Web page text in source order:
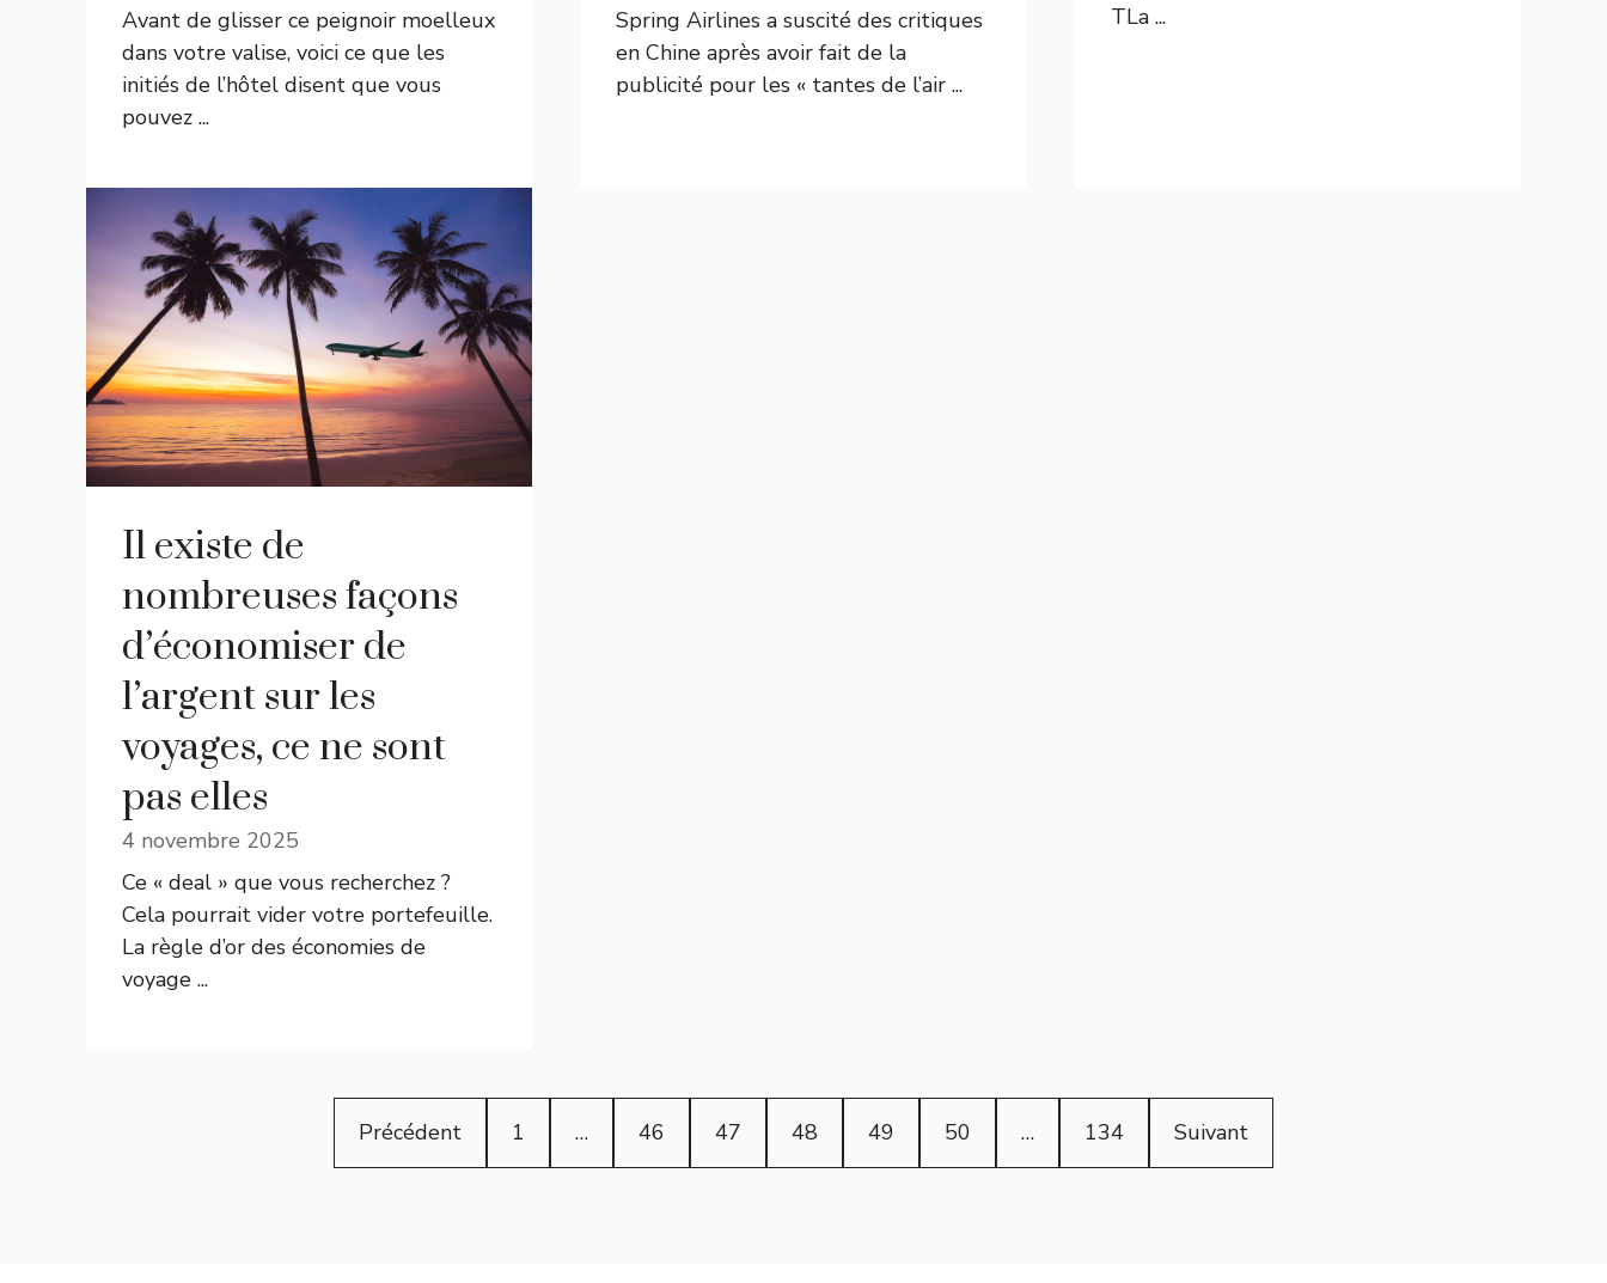
Avant de glisser ce peignoir moelleux
dans votre valise, voici ce que les
initiés de l’hôtel disent que vous
pouvez ...
Spring Airlines a suscité des critiques
en Chine après avoir fait de la
publicité pour les « tantes de l’air ...
TLa ...
Il existe de
nombreuses façons
d’économiser de
l’argent sur les
voyages, ce ne sont
pas elles
4 novembre 2025
Ce « deal » que vous recherchez ?
Cela pourrait vider votre portefeuille.
La règle d’or des économies de
voyage ...
Précédent 1 … 46 47 48 49 50 … 134 Suivant